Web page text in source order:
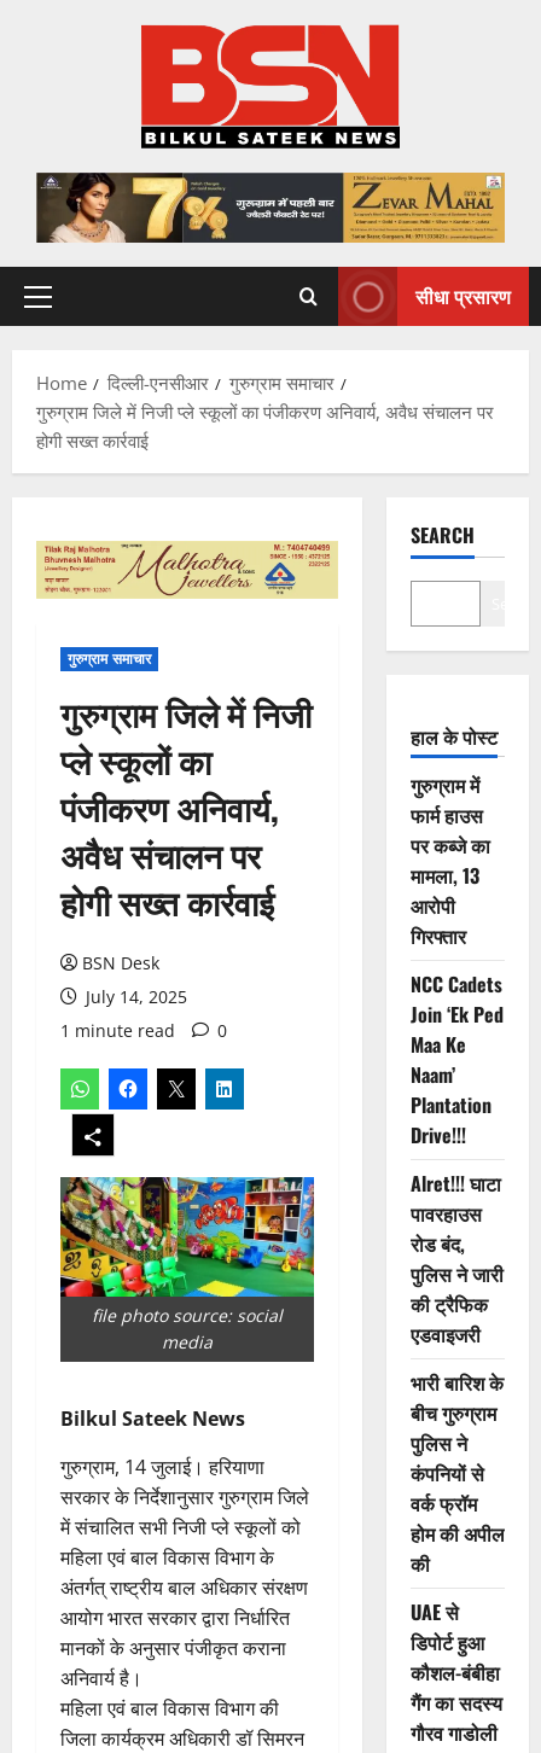
Primary
सीधा प्रसारण
Home दिल्ली-एनसीआर
गुरुग्राम समाचार
गुरुग्राम जिले में निजी प्ले स्कूलों का पंजीकरण अनिवार्य, अवैध संचालन पर
होगी सख्त कार्रवाई
गुरुग्राम समाचार
गुरुग्राम जिले में निजी
प्ले स्कूलों का
पंजीकरण अनिवार्य,
अवैध संचालन पर
होगी सख्त कार्रवाई
BSN Desk
July 14, 2025
1 minute read
0
file photo source: social
media
Bilkul Sateek News
गुरुग्राम, 14 जुलाई। हरियाणा
सरकार के निर्देशानुसार गुरुग्राम जिले
में संचालित सभी निजी प्ले स्कूलों को
महिला एवं बाल विकास विभाग के
अंतर्गत् राष्ट्रीय बाल अधिकार संरक्षण
आयोग भारत सरकार द्वारा निर्धारित
मानकों के अनुसार पंजीकृत कराना
अनिवार्य है।
महिला एवं बाल विकास विभाग की
जिला कार्यक्रम अधिकारी डॉ सिमरन
SEARCH
हाल के पोस्ट
गुरुग्राम में
फार्म हाउस
पर कब्जे का
मामला, 13
आरोपी
गिरफ्तार
NCC Cadets
Join ‘Ek Ped
Maa Ke
Naam’
Plantation
Drive!!!
Alret!!! घाटा
पावरहाउस
रोड बंद,
पुलिस ने जारी
की ट्रैफिक
एडवाइजरी
भारी बारिश के
बीच गुरुग्राम
पुलिस ने
कंपनियों से
वर्क फ्रॉम
होम की अपील
की
UAE से
डिपोर्ट हुआ
कौशल-बंबीहा
गैंग का सदस्य
गौरव गाडोली